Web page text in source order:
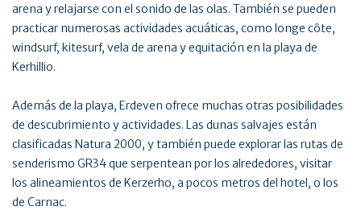
arena y relajarse con el sonido de las olas. También se pueden
practicar numerosas actividades acuáticas, como longe côte,
windsurf, kitesurf, vela de arena y equitación en la playa de
Kerhillio.
Además de la playa, Erdeven ofrece muchas otras posibilidades
de descubrimiento y actividades. Las dunas salvajes están
clasificadas Natura 2000, y también puede explorar las rutas de
senderismo GR34 que serpentean por los alrededores, visitar
los alineamientos de Kerzerho, a pocos metros del hotel, o los
de Carnac.